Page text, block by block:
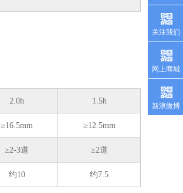
2.0h 1.5h
≥16.5mm ≥12.5mm
≥2-3道 ≥2道
约10 约7.5
关注我们
网上商城
新浪微博